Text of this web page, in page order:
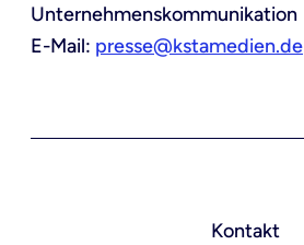
Unternehmenskommunikation
E-Mail: presse@kstamedien.de
Kontakt